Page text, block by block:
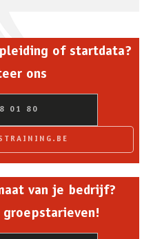
of startdata?
ons
01 80
van je bedrijf?
groepstarieven!